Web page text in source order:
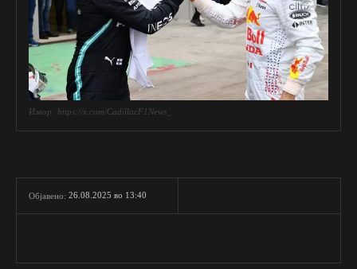
Извор: https://x.com/CadillacF1News_
Објавено: 26.08.2025 во 13:40